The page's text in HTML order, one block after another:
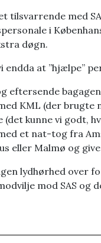
tilsvarrende med
i
døgn.
endda at ”hjælpe”
eftersende
KML (der
(det kunne vi godt,
et nat-tog fra
eller Malmø og
lydhørhed over
mod SAS og